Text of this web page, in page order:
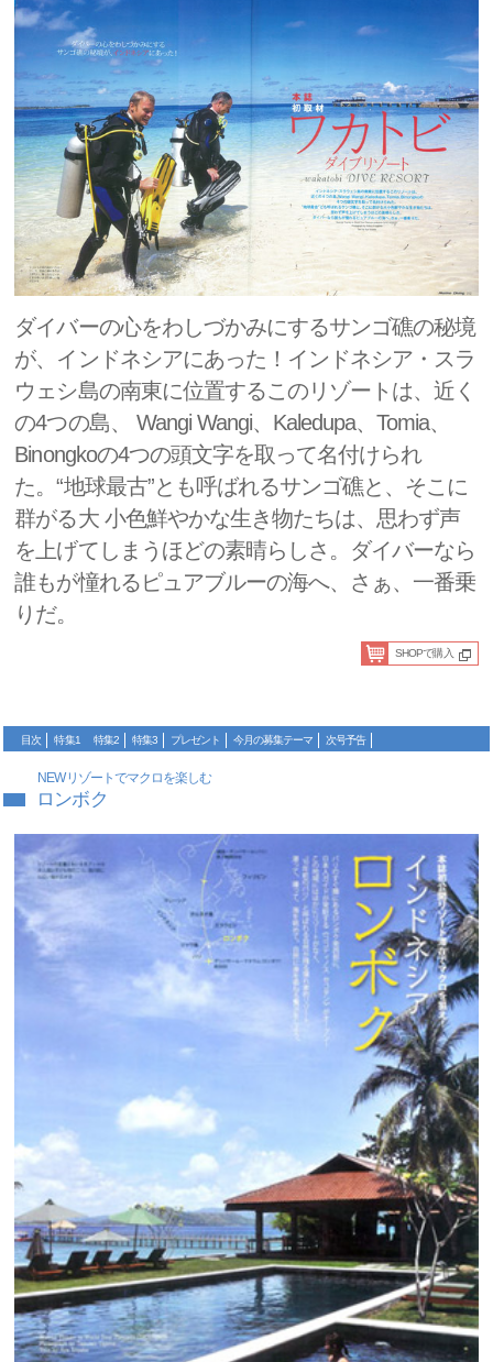
ダイバーの心をわしづかみにするサンゴ礁の秘境
が、インドネシアにあった！インドネシア・スラ
ウェシ島の南東に位置するこのリゾートは、近く
の4つの島、 Wangi Wangi、Kaledupa、Tomia、
Binongkoの4つの頭文字を取って名付けられ
た。“地球最古”とも呼ばれるサンゴ礁と、そこに
群がる大 小色鮮やかな生き物たちは、思わず声
を上げてしまうほどの素晴らしさ。ダイバーなら
誰もが憧れるピュアブルーの海へ、さぁ、一番乗
りだ。
SHOPで購入
目次 特集1 特集2 特集3 プレゼント 今月の募集テーマ 次号予告
NEWリゾートでマクロを楽しむ
ロンボク